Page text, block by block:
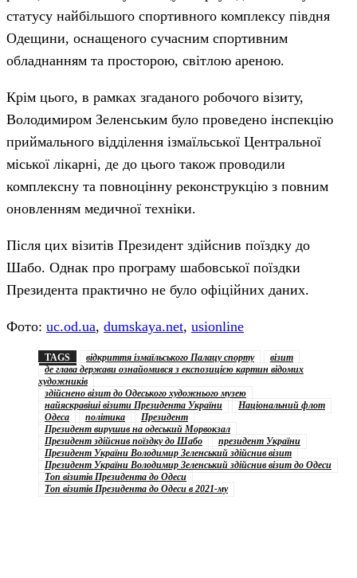
статусу найбільшого спортивного комплексу півдня
Одещини, оснащеного сучасним спортивним
обладнанням та просторою, світлою ареною.
Крім цього, в рамках згаданого робочого візиту,
Володимиром Зеленським було проведено інспекцію
приймального відділення ізмаїльської Центральної
міської лікарні, де до цього також проводили
комплексну та повноцінну реконструкцію з повним
оновленням медичної техніки.
Після цих візитів Президент здійснив поїздку до
Шабо. Однак про програму шабовської поїздки
Президента практично не було офіційних даних.
Фото: uc.od.ua, dumskaya.net, usionline
TAGS відкриття ізмаїльського Палацу спорту
візит
де глава держави ознайомився з експозицією картин відомих
художників
здійснено візит до Одеського художнього музею
найяскравіші візити Президента України
Національний флот
Одеса
політика
Президент
Президент вирушив на одеський Морвокзал
Президент здійснив поїздку до Шабо
президент України
Президент України Володимир Зеленський здійснив візит
Президент України Володимир Зеленський здійснив візит до Одеси
Топ візитів Президента до Одеси
Топ візитів Президента до Одеси в 2021-му